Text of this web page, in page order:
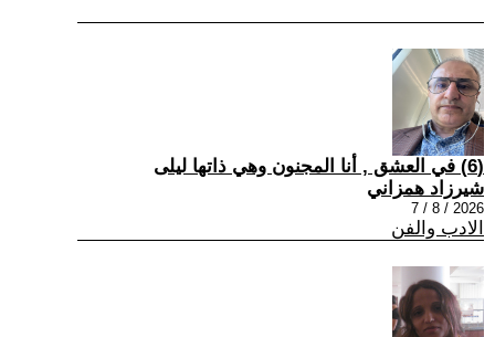
(6) في العشق , أنا المجنون وهي ذاتها ليلى
شيرزاد همزاني
2026 / 8 / 7
الادب والفن